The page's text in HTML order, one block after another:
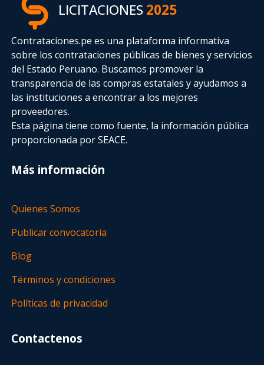
LICITACIONES2025
Contrataciones.pe es una plataforma informativa
sobre los contrataciones públicas de bienes y servicios
del Estado Peruano. Buscamos promover la
transparencia de las compras estatalesy ayudamos a
las instituciones a encontrar a los mejores
proveedores.
Esta página tiene como fuente, la información pública
proporcionada por SEACE.
Más información
Quienes Somos
Publicar convocatoria
Blog
Términos y condiciones
Políticas de privacidad
Contactenos